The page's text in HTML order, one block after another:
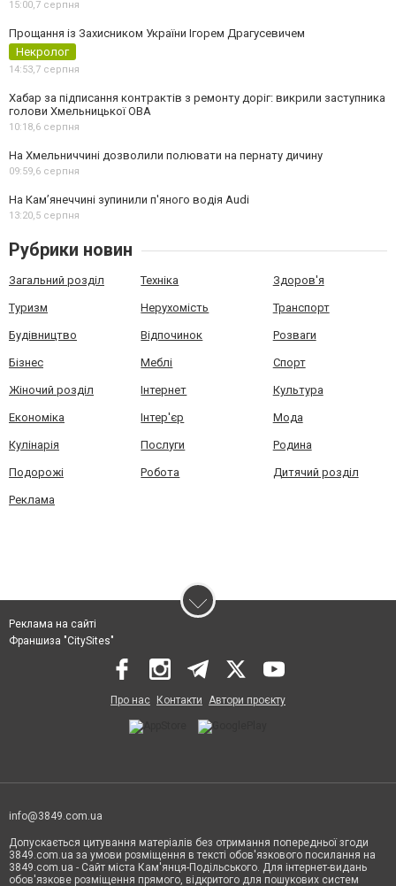
15:00,7 серпня
Прощання із Захисником України Ігорем Драгусевичем
Некролог
14:53,7 серпня
Хабар за підписання контрактів з ремонту доріг: викрили заступника
голови Хмельницької ОВА
10:18,6 серпня
На Хмельниччині дозволили полювати на пернату дичину
09:59,6 серпня
На Камʼянеччині зупинили п'яного водія Audi
13:20,5 серпня
Рубрики новин
Загальний розділ Техніка Здоров'я
Туризм Нерухомість Транспорт
Будівництво Відпочинок Розваги
Бізнес Меблі Спорт
Жіночий розділ Інтернет Культура
Економіка Інтер'єр Мода
Кулінарія Послуги Родина
Подорожі Робота Дитячий розділ
Реклама
Реклама на сайті
Франшиза "CitySites"
Про нас Контакти Автори проєкту
info@3849.com.ua
Допускається цитування матеріалів без отримання попередньої згоди
3849.com.ua за умови розміщення в тексті обов'язкового посилання на
3849.com.ua - Сайт міста Кам'янця-Подільського. Для інтернет-видань
обов'язкове розміщення прямого, відкритого для пошукових систем